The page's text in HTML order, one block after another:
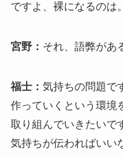
ですよ、裸になるのは。
宮野： それ、語弊があ
福士： 気持ちの問題で
作っていくという環境
取り組んでいきたいで
気持ちが伝わればいい